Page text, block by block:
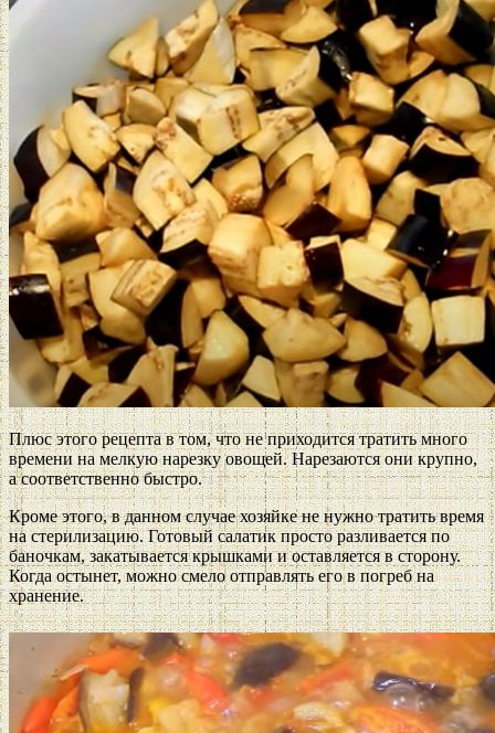
Плюс этого рецепта в том, что не приходится тратить много
времени на мелкую нарезку овощей. Нарезаются они крупно,
а соответственно быстро.
Кроме этого, в данном случае хозяйке не нужно тратить время
на стерилизацию. Готовый салатик просто разливается по
баночкам, закатывается крышками и оставляется в сторону.
Когда остынет, можно смело отправлять его в погреб на
хранение.